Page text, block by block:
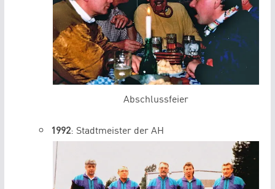
Abschlussfeier
1992: Stadtmeister der AH